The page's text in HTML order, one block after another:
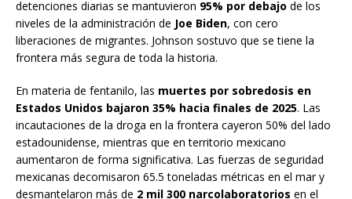
detenciones diarias se mantuvieron 95% por debajo de los
niveles de la administración de Joe Biden, con cero
liberaciones de migrantes. Johnson sostuvo que se tiene la
frontera más segura de toda la historia.
En materia de fentanilo, las muertes por sobredosis en
Estados Unidos bajaron 35% hacia finales de 2025. Las
incautaciones de la droga en la frontera cayeron 50% del lado
estadounidense, mientras que en territorio mexicano
aumentaron de forma significativa. Las fuerzas de seguridad
mexicanas decomisaron 65.5 toneladas métricas en el mar y
desmantelaron más de 2 mil 300 narcolaboratorios en el